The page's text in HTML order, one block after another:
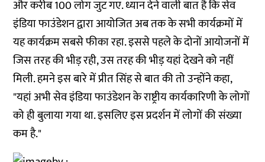
और करीब 100 लोग जुट गए. ध्यान देने वाली बात है कि सेव
इंडिया फाउंडेशन द्वारा आयोजित अब तक के सभी कार्यक्रमों में
यह कार्यक्रम सबसे फीका रहा. इससे पहले के दोनों आयोजनों में
जिस तरह की भीड़ रही, उस तरह की भीड़ यहां देखने को नहीं
मिली. हमने इस बारे में प्रीत सिंह से बात की तो उन्होंने कहा,
"यहां अभी सेव इंडिया फाउंडेशन के राष्ट्रीय कार्यकारिणी के लोगों
को ही बुलाया गया था. इसलिए इस प्रदर्शन में लोगों की संख्या
कम है."